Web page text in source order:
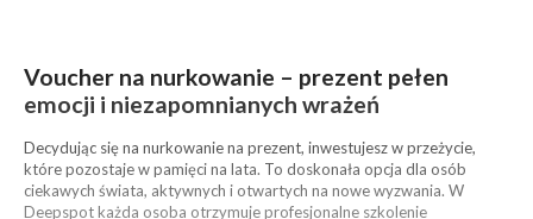
Voucher na nurkowanie – prezent pełen
emocji i niezapomnianych wrażeń
Decydując się na nurkowanie na prezent, inwestujesz w przeżycie,
które pozostaje w pamięci na lata. To doskonała opcja dla osób
ciekawych świata, aktywnych i otwartych na nowe wyzwania. W
Deepspot każda osoba otrzymuje profesjonalne szkolenie